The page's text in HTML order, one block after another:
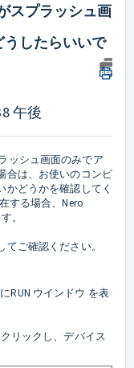
プラッシュ画
したらいいで
午後
ッシュ画面のみでア
合は、お使いのコンピ
かどうかを確認してく
する場合、Nero
。
ご確認ください。
RUN ウインドウ を表
リックし、デバイス